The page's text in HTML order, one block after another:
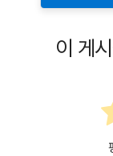
참여 병원은
필요 시
각 보험사
사전에 확인
제공하기도
이 게